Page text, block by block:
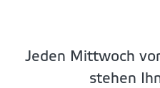
Jeden Mittwoch
stehen